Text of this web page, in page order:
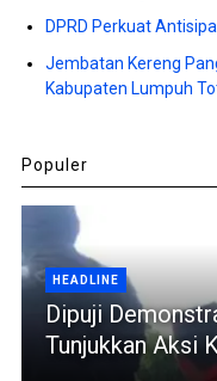
DPRD Perkuat
Jembatan Kereng
Kabupaten Lumpuh
Populer
HEADLINE
Dipuji
Tunjukkan Aksi